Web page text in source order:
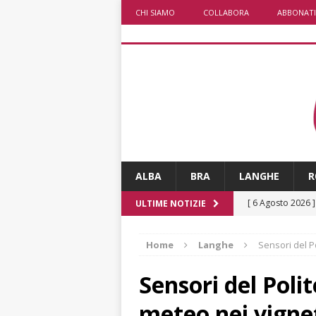
CHI SIAMO COLLABORA ABBONATI
ALBA BRA LANGHE
ULTIME NOTIZIE [ 6 Agosto 2026 ]
[ 6 Agosto 2026
dell’Alba 7
Home Langhe Sensori del
Sensori del